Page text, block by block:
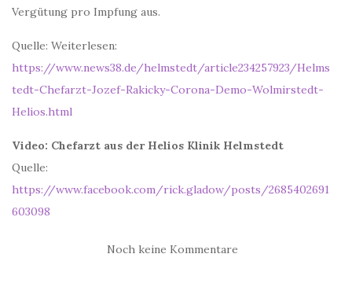
Vergütung pro Impfung aus.
Quelle: Weiterlesen:
https://www.news38.de/helmstedt/article234257923/Helms
tedt-Chefarzt-Jozef-Rakicky-Corona-Demo-Wolmirstedt-
Helios.html
Video: Chefarzt aus der Helios Klinik Helmstedt
Quelle:
https://www.facebook.com/rick.gladow/posts/2685402691
603098
Noch keine Kommentare